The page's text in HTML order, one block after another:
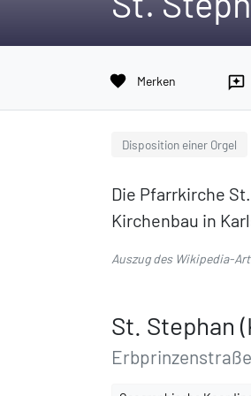
favorite Merken reviews
Disposition einer Orgel
Die Pfarrkirche
Kirchenbau in
Auszug des Wikipedia-
St. Stephan